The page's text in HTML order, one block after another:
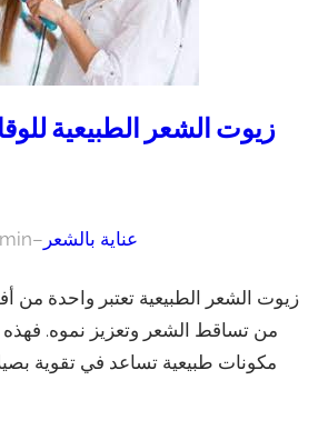
زيوت الشعر الطبيعية
– عناية بالشعر
زيوت الشعر الطبيعية تعتبر واحدة من
من تساقط الشعر وتعزيز نموه.
مكونات طبيعية تساعد في تقوية